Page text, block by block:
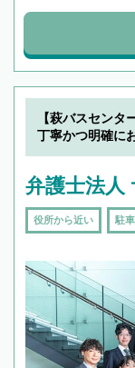
【萩バスセンタ
丁寧かつ明確に
弁護士法人
役所から近い 駐